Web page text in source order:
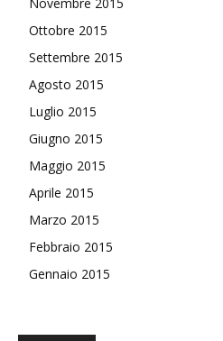
Ottobre 2015
Settembre 2015
Agosto 2015
Luglio 2015
Giugno 2015
Maggio 2015
Aprile 2015
Marzo 2015
Febbraio 2015
Gennaio 2015